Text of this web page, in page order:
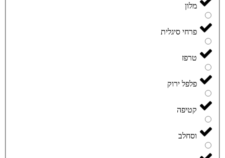
מלון
פרחי סיגלית
טרפז
פלפל ירוק
קטיפה
וסחלב